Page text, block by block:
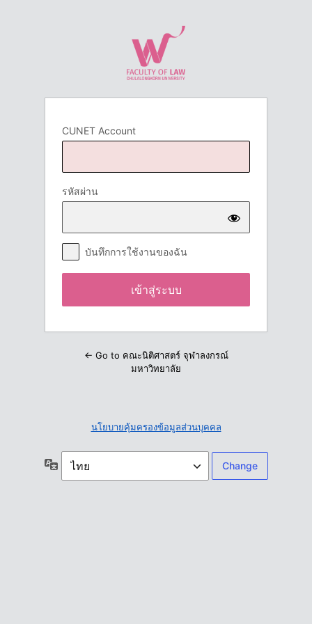
CUNET Account
รหัสผ่าน
บันทึกการใช้งานของฉัน
← Go to คณะนิติศาสตร์ จุฬาลงกรณ์
มหาวิทยาลัย
นโยบายคุ้มครองข้อมูลส่วนบุคคล
ภาษา